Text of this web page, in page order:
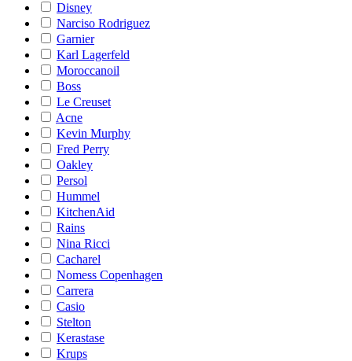
Disney
Narciso Rodriguez
Garnier
Karl Lagerfeld
Moroccanoil
Boss
Le Creuset
Acne
Kevin Murphy
Fred Perry
Oakley
Persol
Hummel
KitchenAid
Rains
Nina Ricci
Cacharel
Nomess Copenhagen
Carrera
Casio
Stelton
Kerastase
Krups